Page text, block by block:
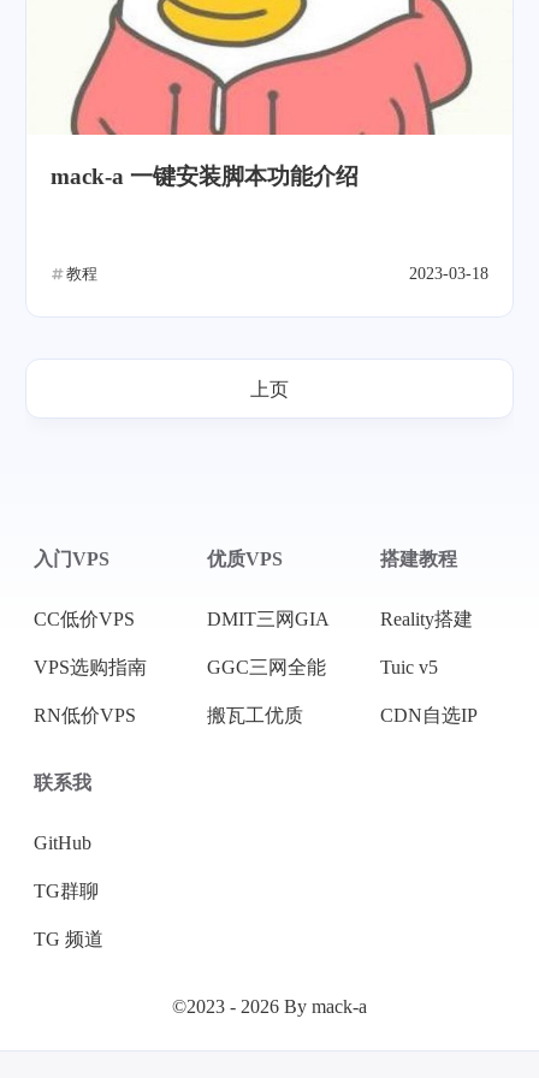
mack-a 一键安装脚本功能介绍
教程 2023-03-18
上页
入门VPS
CC低价VPS
VPS选购指南
RN低价VPS
优质VPS
DMIT三网GIA
GGC三网全能
搬瓦工优质
搭建教程
Reality搭建
Tuic v5
CDN自选IP
联系我
GitHub
TG群聊
TG 频道
©2023 - 2026 By mack-a